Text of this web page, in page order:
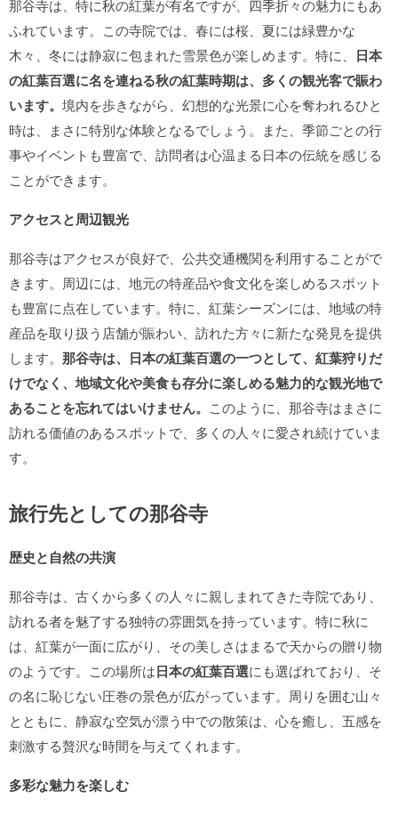
那谷寺は、特に秋の紅葉が有名ですが、四季折々の魅力にもあ
ふれています。この寺院では、春には桜、夏には緑豊かな
木々、冬には静寂に包まれた雪景色が楽しめます。特に、 日本
の紅葉百選に名を連ねる秋の紅葉時期は、多くの観光客で賑わ
います。 境内を歩きながら、幻想的な光景に心を奪われるひと
時は、まさに特別な体験となるでしょう。また、季節ごとの行
事やイベントも豊富で、訪問者は心温まる日本の伝統を感じる
ことができます。
アクセスと周辺観光
那谷寺はアクセスが良好で、公共交通機関を利用することがで
きます。周辺には、地元の特産品や食文化を楽しめるスポット
も豊富に点在しています。特に、紅葉シーズンには、地域の特
産品を取り扱う店舗が賑わい、訪れた方々に新たな発見を提供
します。 那谷寺は、日本の紅葉百選の一つとして、紅葉狩りだ
けでなく、地域文化や美食も存分に楽しめる魅力的な観光地で
あることを忘れてはいけません。 このように、那谷寺はまさに
訪れる価値のあるスポットで、多くの人々に愛され続けていま
す。
旅行先としての那谷寺
歴史と自然の共演
那谷寺は、古くから多くの人々に親しまれてきた寺院であり、
訪れる者を魅了する独特の雰囲気を持っています。特に秋に
は、紅葉が一面に広がり、その美しさはまるで天からの贈り物
のようです。この場所は日本の紅葉百選にも選ばれており、そ
の名に恥じない圧巻の景色が広がっています。周りを囲む山々
とともに、静寂な空気が漂う中での散策は、心を癒し、五感を
刺激する贅沢な時間を与えてくれます。
多彩な魅力を楽しむ